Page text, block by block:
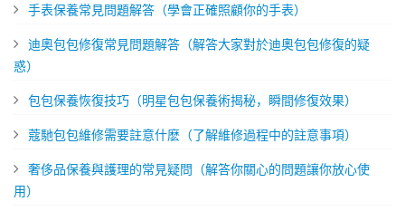
​手表保養常見問題解答（學會正確照顧你的手表）
迪奧包包修復常見問題解答（解答大家對於迪奧包包修復的疑
惑）
包包保養恢復技巧（明星包包保養術揭秘，瞬間修復效果）
​蔻馳包包維修需要註意什麽（了解維修過程中的註意事項）
奢侈品保養與護理的常見疑問（解答你關心的問題讓你放心使
用）